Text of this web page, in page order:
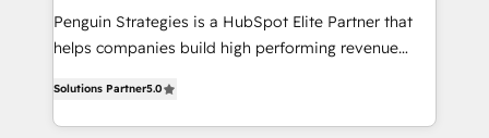
entre l'expertise humaine et l'intelligence artificielle.
Pas pour remplacer l'humain, mais pour l'augmenter.
transformation. D'abord les fondations : des
données unifiées, des processus alignés. Ensuite
Penguin Strategies is a HubSpot Elite Partner that
helps companies build high performing revenue
system environments and global SaaS or
manufacturing teams. Trusted by leading enterprises
Solutions Partner5.0